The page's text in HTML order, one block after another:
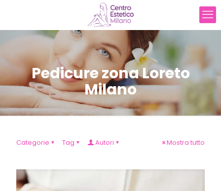
Pedicure zona Loreto
Milano
Categorie Tag Autori Mostra tutto